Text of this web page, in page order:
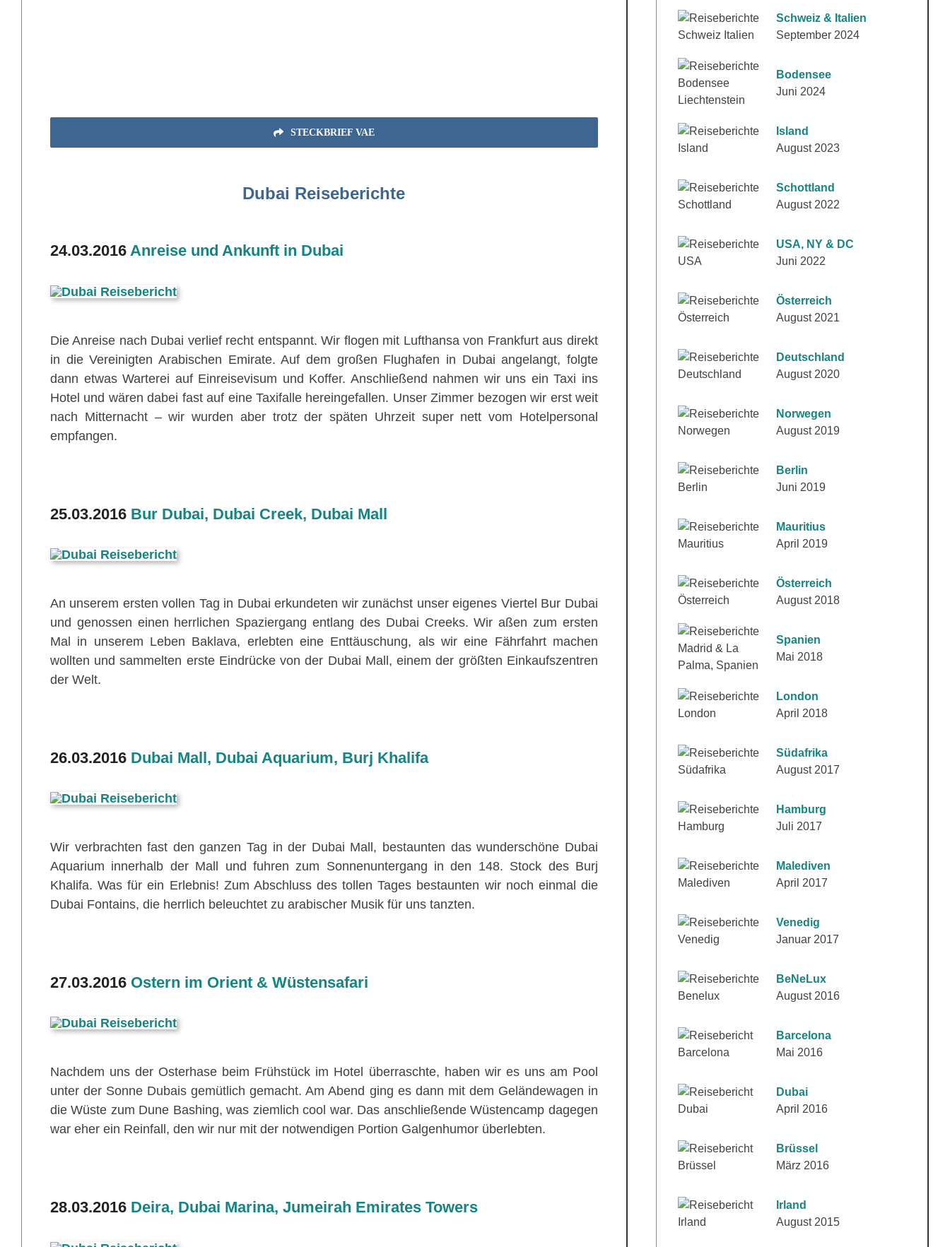
STECKBRIEF VAE
Dubai Reiseberichte
24.03.2016 Anreise und Ankunft in Dubai
Die Anreise nach Dubai verlief recht entspannt. Wir flogen mit Lufthansa von Frankfurt aus direkt
in die Vereinigten Arabischen Emirate. Auf dem großen Flughafen in Dubai angelangt, folgte
dann etwas Warterei auf Einreisevisum und Koffer. Anschließend nahmen wir uns ein Taxi ins
Hotel und wären dabei fast auf eine Taxifalle hereingefallen. Unser Zimmer bezogen wir erst weit
nach Mitternacht – wir wurden aber trotz der späten Uhrzeit super nett vom Hotelpersonal
empfangen.
25.03.2016 Bur Dubai, Dubai Creek, Dubai Mall
An unserem ersten vollen Tag in Dubai erkundeten wir zunächst unser eigenes Viertel Bur Dubai
und genossen einen herrlichen Spaziergang entlang des Dubai Creeks. Wir aßen zum ersten
Mal in unserem Leben Baklava, erlebten eine Enttäuschung, als wir eine Fährfahrt machen
wollten und sammelten erste Eindrücke von der Dubai Mall, einem der größten Einkaufszentren
der Welt.
26.03.2016 Dubai Mall, Dubai Aquarium, Burj Khalifa
Wir verbrachten fast den ganzen Tag in der Dubai Mall, bestaunten das wunderschöne Dubai
Aquarium innerhalb der Mall und fuhren zum Sonnenuntergang in den 148. Stock des Burj
Khalifa. Was für ein Erlebnis! Zum Abschluss des tollen Tages bestaunten wir noch einmal die
Dubai Fontains, die herrlich beleuchtet zu arabischer Musik für uns tanzten.
27.03.2016 Ostern im Orient & Wüstensafari
Nachdem uns der Osterhase beim Frühstück im Hotel überraschte, haben wir es uns am Pool
unter der Sonne Dubais gemütlich gemacht. Am Abend ging es dann mit dem Geländewagen in
die Wüste zum Dune Bashing, was ziemlich cool war. Das anschließende Wüstencamp dagegen
war eher ein Reinfall, den wir nur mit der notwendigen Portion Galgenhumor überlebten.
28.03.2016 Deira, Dubai Marina, Jumeirah Emirates Towers
Schweiz & Italien
September 2024
Bodensee
Juni 2024
Island
August 2023
Schottland
August 2022
USA, NY & DC
Juni 2022
Österreich
August 2021
Deutschland
August 2020
Norwegen
August 2019
Berlin
Juni 2019
Mauritius
April 2019
Österreich
August 2018
Spanien
Mai 2018
London
April 2018
Südafrika
August 2017
Hamburg
Juli 2017
Malediven
April 2017
Venedig
Januar 2017
BeNeLux
August 2016
Barcelona
Mai 2016
Dubai
April 2016
Brüssel
März 2016
Irland
August 2015